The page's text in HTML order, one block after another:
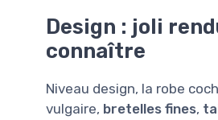
Design : joli
connaître
Niveau design, la robe
vulgaire, bretelles fines,